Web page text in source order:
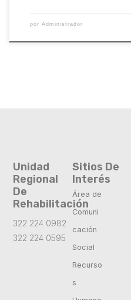
por Administrador
Sitios De
Interés
Área de
Comuni
cación
Social
Recurso
s
Unidad
Regional
De
Rehabilitación
322 224 0982
322 224 0595